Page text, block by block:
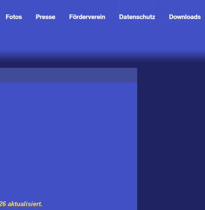
aktualisiert.